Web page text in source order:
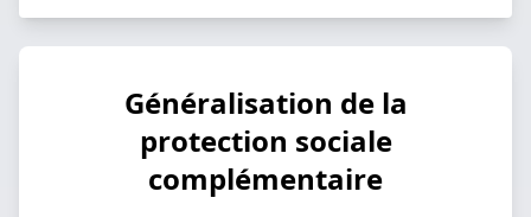
Généralisation de la
protection sociale
complémentaire